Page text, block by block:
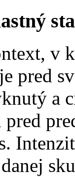
v
pred
a